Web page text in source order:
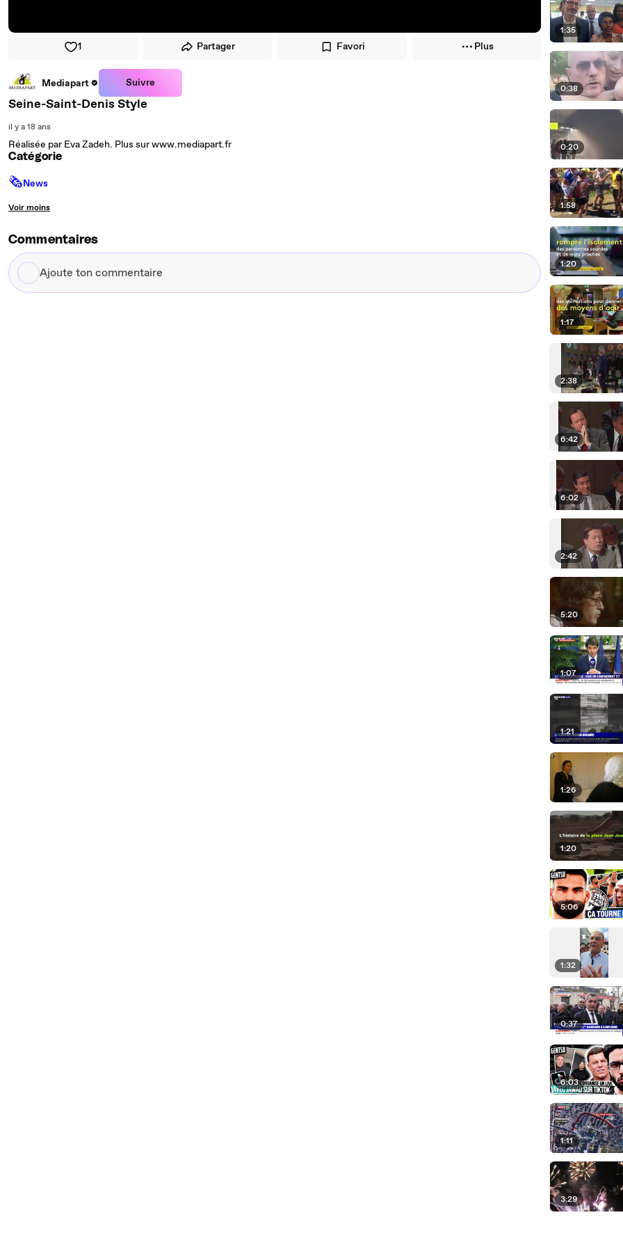
1 Partager Favori Plus
Mediapart Suivre
Seine-Saint-Denis Style
il y a 18 ans
Réalisée par Eva Zadeh. Plus sur www.mediapart.fr
Catégorie
🗞News
Voir moins
Commentaires
Ajoute
ton
1:35
0:38
0:20
1:58
1:20
1:17
2:38
6:42
6:02
2:42
5:20
1:07
1:21
1:26
1:20
5:06
1:32
0:37
6:03
1:11
3:29